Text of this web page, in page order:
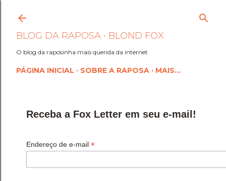
Pular para o conteúdo
BLOG DA RAPOSA • BLOND FOX
O blog da raposinha mais querida da internet
PÁGINA INICIAL SOBRE A RAPOSA MAIS…
Receba a Fox Letter em seu e-mail!
Endereço de e-mail *